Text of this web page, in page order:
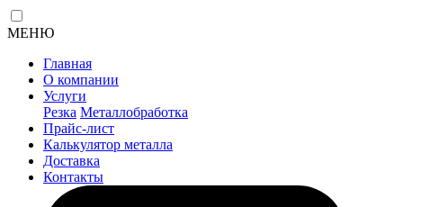
МЕНЮ
Главная
О компании
Услуги
Резка Металлобработка
Прайс-лист
Калькулятор металла
Доставка
Контакты